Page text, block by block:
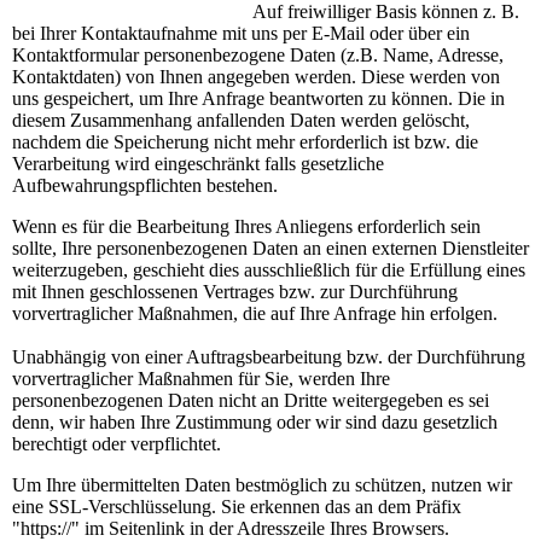
Auf freiwilliger Basis können z. B.
bei Ihrer Kontaktaufnahme mit uns per E-Mail oder über ein
Kontaktformular personenbezogene Daten (z.B. Name, Adresse,
Kontaktdaten) von Ihnen angegeben werden. Diese werden von
uns gespeichert, um Ihre Anfrage beantworten zu können. Die in
diesem Zusammenhang anfallenden Daten werden gelöscht,
nachdem die Speicherung nicht mehr erforderlich ist bzw. die
Verarbeitung wird eingeschränkt falls gesetzliche
Aufbewahrungspflichten bestehen.
Wenn es für die Bearbeitung Ihres Anliegens erforderlich sein
sollte, Ihre personenbezogenen Daten an einen externen Dienstleiter
weiterzugeben, geschieht dies ausschließlich für die Erfüllung eines
mit Ihnen geschlossenen Vertrages bzw. zur Durchführung
vorvertraglicher Maßnahmen, die auf Ihre Anfrage hin erfolgen.
Unabhängig von einer Auftragsbearbeitung bzw. der Durchführung
vorvertraglicher Maßnahmen für Sie, werden Ihre
personenbezogenen Daten nicht an Dritte weitergegeben es sei
denn, wir haben Ihre Zustimmung oder wir sind dazu gesetzlich
berechtigt oder verpflichtet.
Um Ihre übermittelten Daten bestmöglich zu schützen, nutzen wir
eine SSL-Verschlüsselung. Sie erkennen das an dem Präfix
"https://" im Seitenlink in der Adresszeile Ihres Browsers.